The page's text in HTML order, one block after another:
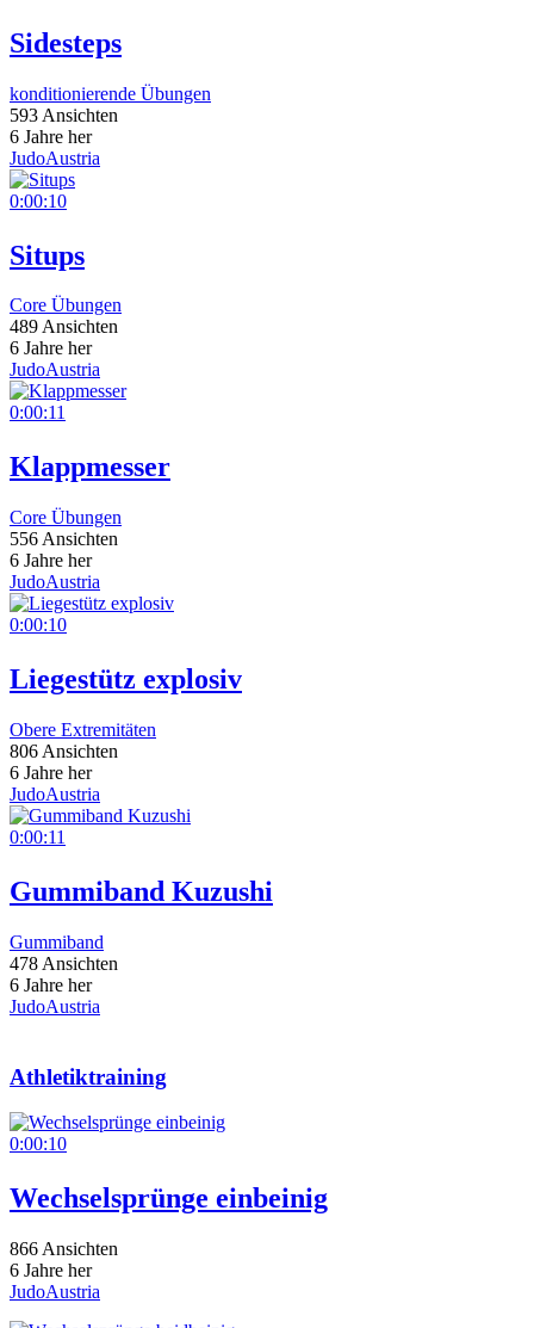
Sidesteps
konditionierende Übungen
593 Ansichten
6 Jahre her
JudoAustria
0:00:10
Situps
Core Übungen
489 Ansichten
6 Jahre her
JudoAustria
0:00:11
Klappmesser
Core Übungen
556 Ansichten
6 Jahre her
JudoAustria
0:00:10
Liegestütz explosiv
Obere Extremitäten
806 Ansichten
6 Jahre her
JudoAustria
0:00:11
Gummiband Kuzushi
Gummiband
478 Ansichten
6 Jahre her
JudoAustria
Athletiktraining
0:00:10
Wechselsprünge einbeinig
866 Ansichten
6 Jahre her
JudoAustria